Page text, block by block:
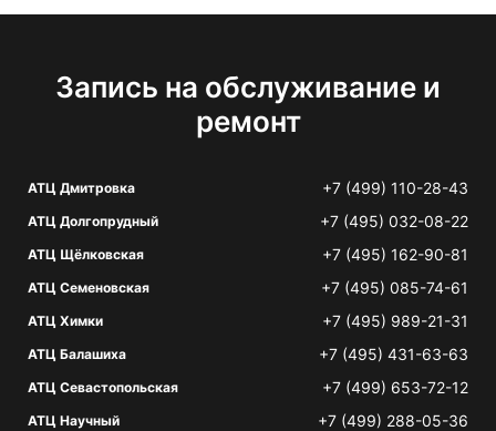
Запись на обслуживание и
ремонт
АТЦ Дмитровка +7 (499) 110-28-43
АТЦ Долгопрудный +7 (495) 032-08-22
АТЦ Щёлковская +7 (495) 162-90-81
АТЦ Семеновская +7 (495) 085-74-61
АТЦ Химки +7 (495) 989-21-31
АТЦ Балашиха +7 (495) 431-63-63
АТЦ Севастопольская +7 (499) 653-72-12
АТЦ Научный +7 (499) 288-05-36